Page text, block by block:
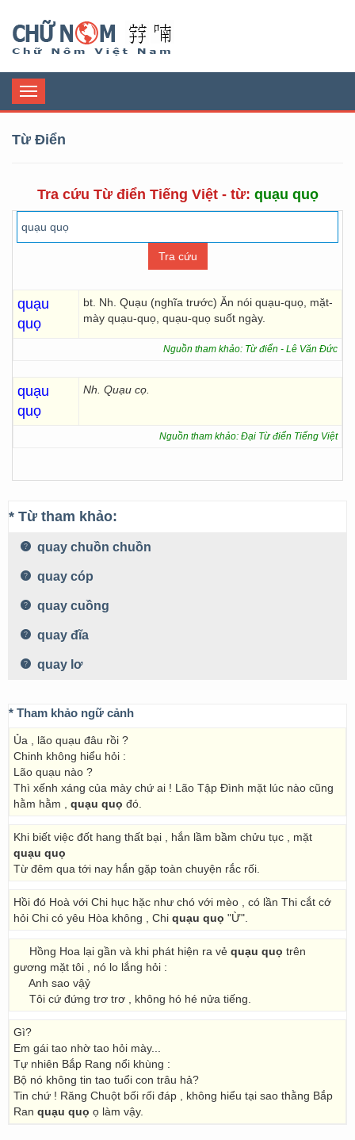
Toggle
navigation
Từ Điển
Tra cứu Từ điển Tiếng Việt - từ: quạu quọ
quạu
quọ
bt. Nh. Quạu (nghĩa trước) Ăn nói quạu-quọ, mặt-
mày quạu-quọ, quạu-quọ suốt ngày.
Nguồn tham khảo: Từ điển - Lê Văn Đức
quạu
quọ
Nh. Quạu cọ.
Nguồn tham khảo: Đại Từ điển Tiếng Việt
* Từ tham khảo:
quay chuồn chuồn
quay cóp
quay cuồng
quay đĩa
quay lơ
* Tham khảo ngữ cảnh
Ủa , lão quạu đâu rồi ?
Chinh không hiểu hỏi :
Lão quạu nào ?
Thì xếnh xáng của mày chứ ai ! Lão Tập Đình mặt lúc nào cũng
hằm hằm , quạu quọ đó.
Khi biết việc đốt hang thất bại , hắn lầm bầm chửu tục , mặt
quạu quọ
Từ đêm qua tới nay hắn gặp toàn chuyện rắc rối.
Hồi đó Hoà với Chi hục hặc như chó với mèo , có lần Thi cắt cớ
hỏi Chi có yêu Hòa không , Chi quạu quọ "Ừ".
Hồng Hoa lại gần và khi phát hiện ra vẻ quạu quọ trên
gương mặt tôi , nó lo lắng hỏi :
Anh sao vậỷ
Tôi cứ đứng trơ trơ , không hó hé nửa tiếng.
Gì?
Em gái tao nhờ tao hỏi mày...
Tự nhiên Bắp Rang nổi khùng :
Bộ nó không tin tao tuổi con trâu hả?
Tin chứ ! Răng Chuột bối rối đáp , không hiểu tại sao thằng Bắp
Ran quạu quọ ọ làm vậy.